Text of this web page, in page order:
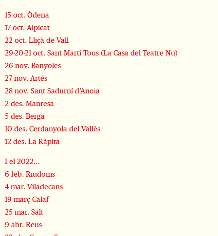
15 oct. Òdena
17 oct. Alpicat
22 oct. Lliçà de Vall
29-20-21 oct. Sant Martí Tous (La Casa del Teatre Nu)
26 nov. Banyoles
27 nov. Artés
28 nov. Sant Sadurní d’Anoia
2 des. Manresa
5 des. Berga
10 des. Cerdanyola del Vallès
12 des. La Ràpita
I el 2022…
6 feb. Riudoms
4 mar. Viladecans
19 març Calaf
25 mar. Salt
9 abr. Reus